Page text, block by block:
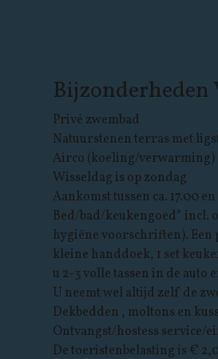
Privé zwembad
Natuurstenen terras met
Airco (koeling/verwarming)
Wisseldag is op zondag
Aankomst tussen ca. 17.00
Bed/bad/keukengoed* incl.
hygiëne voorschriften). Een
kleine handdoek, 1 set
u 2-3 volle tassen in de auto
U neemt wel altijd zelf de
Dekbedden , moltons en
Ontvangst/hostess service/
De toeristenbelasting is €